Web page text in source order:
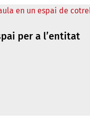
per a l’entitat